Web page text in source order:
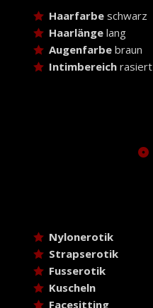
Haarfarbeschwarz
Haarlängelang
Augenfarbebraun
Intimbereichrasiert
Nylonerotik
Strapserotik
Fusserotik
Kuscheln
Facesitting